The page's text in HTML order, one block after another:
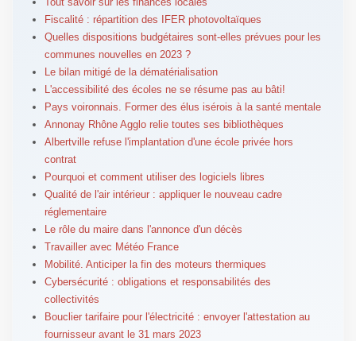
Fiscalité : répartition des IFER photovoltaïques
Quelles dispositions budgétaires sont-elles prévues pour les
communes nouvelles en 2023 ?
Le bilan mitigé de la dématérialisation
L'accessibilité des écoles ne se résume pas au bâti!
Pays voironnais. Former des élus isérois à la santé mentale
Annonay Rhône Agglo relie toutes ses bibliothèques
Albertville refuse l'implantation d'une école privée hors
contrat
Pourquoi et comment utiliser des logiciels libres
Qualité de l'air intérieur : appliquer le nouveau cadre
réglementaire
Le rôle du maire dans l'annonce d'un décès
Travailler avec Météo France
Mobilité. Anticiper la fin des moteurs thermiques
Cybersécurité : obligations et responsabilités des
collectivités
Bouclier tarifaire pour l'électricité : envoyer l'attestation au
fournisseur avant le 31 mars 2023